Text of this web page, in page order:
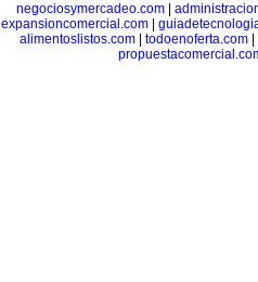
negociosymercadeo.com|
expansioncomercial.com|
alimentoslistos.com| todoenoferta.com|